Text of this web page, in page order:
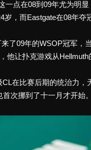
点在08到09年尤为明
，而Eastgate在08年夺
了09年的WSOP冠军，
让扑克游戏从Hellmuth
在比赛后期的统治力
次挪到了十一月才开始。